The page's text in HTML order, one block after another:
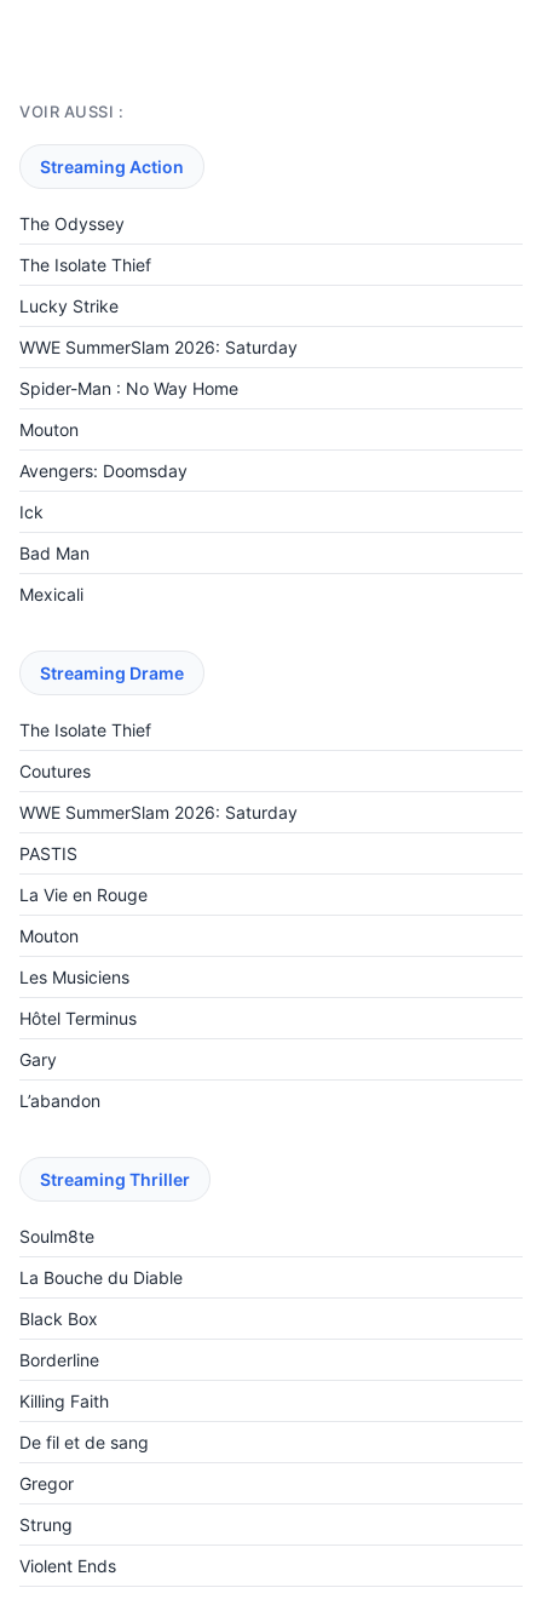
VOIR AUSSI :
Streaming Action
The Odyssey
The Isolate Thief
Lucky Strike
WWE SummerSlam 2026: Saturday
Spider-Man : No Way Home
Mouton
Avengers: Doomsday
Ick
Bad Man
Mexicali
Streaming Drame
The Isolate Thief
Coutures
WWE SummerSlam 2026: Saturday
PASTIS
La Vie en Rouge
Mouton
Les Musiciens
Hôtel Terminus
Gary
L’abandon
Streaming Thriller
Soulm8te
La Bouche du Diable
Black Box
Borderline
Killing Faith
De fil et de sang
Gregor
Strung
Violent Ends